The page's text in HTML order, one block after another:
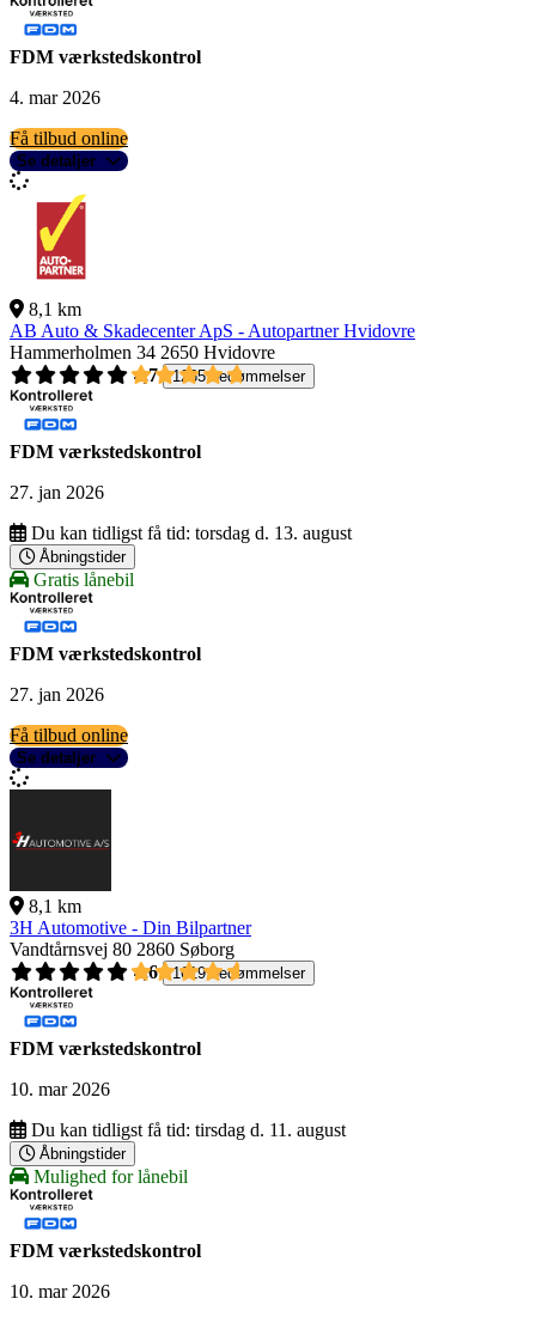
FDM værkstedskontrol
4. mar 2026
Få tilbud online
Se detaljer
8,1 km
AB Auto & Skadecenter ApS - Autopartner Hvidovre
Hammerholmen 34 2650 Hvidovre
4,7
1265 bedømmelser
FDM værkstedskontrol
27. jan 2026
Du kan tidligst få tid: torsdag d. 13. august
Åbningstider
Gratis lånebil
FDM værkstedskontrol
27. jan 2026
Få tilbud online
Se detaljer
8,1 km
3H Automotive - Din Bilpartner
Vandtårnsvej 80 2860 Søborg
4,6
1619 bedømmelser
FDM værkstedskontrol
10. mar 2026
Du kan tidligst få tid: tirsdag d. 11. august
Åbningstider
Mulighed for lånebil
FDM værkstedskontrol
10. mar 2026